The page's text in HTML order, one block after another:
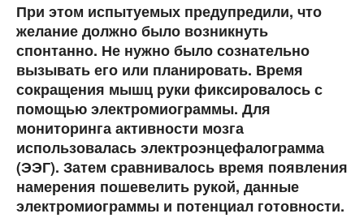
При этом испытуемых предупредили, что
желание должно было возникнуть
спонтанно. Не нужно было сознательно
вызывать его или планировать. Время
сокращения мышц руки фиксировалось с
помощью электромиограммы. Для
мониторинга активности мозга
использовалась электроэнцефалограмма
(ЭЭГ). Затем сравнивалось время появления
намерения пошевелить рукой, данные
электромиограммы и потенциал готовности.